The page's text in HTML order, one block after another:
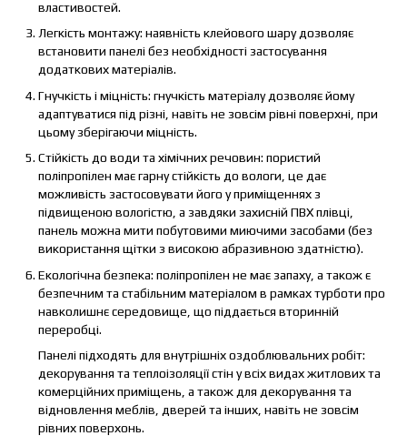
властивостей.
Легкість монтажу: наявність клейового шару дозволяє
встановити панелі без необхідності застосування
додаткових матеріалів.
Гнучкість і міцність: гнучкість матеріалу дозволяє йому
адаптуватися під різні, навіть не зовсім рівні поверхні, при
цьому зберігаючи міцність.
Стійкість до води та хімічних речовин: пористий
поліпропілен має гарну стійкість до вологи, це дає
можливість застосовувати його у приміщеннях з
підвищеною вологістю, а завдяки захисній ПВХ плівці,
панель можна мити побутовими миючими засобами (без
використання щітки з високою абразивною здатністю).
Екологічна безпека: поліпропілен не має запаху, а також є
безпечним та стабільним матеріалом в рамках турботи про
навколишнє середовище, що піддається вторинній
переробці.
Панелі підходять для внутрішніх оздоблювальних робіт:
декорування та теплоізоляції стін у всіх видах житлових та
комерційних приміщень, а також для декорування та
відновлення меблів, дверей та інших, навіть не зовсім
рівних поверхонь.